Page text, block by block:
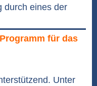
durch eines der
für das
Unter